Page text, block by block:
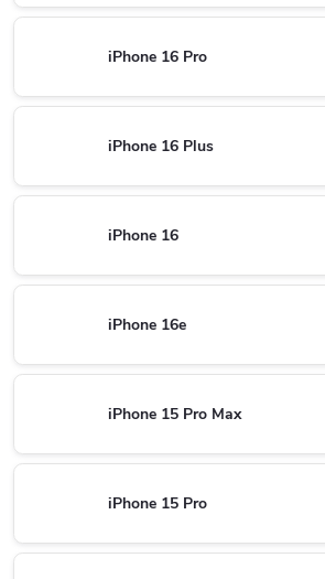
iPhone 16 Pro
iPhone 16 Plus
iPhone 16
iPhone 16e
iPhone 15 Pro Max
iPhone 15 Pro